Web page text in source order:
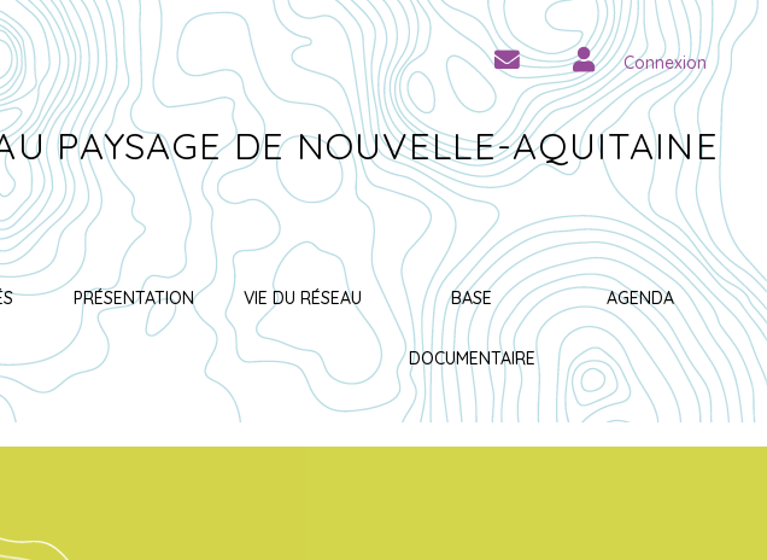
Connexion
PAYSAGE DE NOUVELLE-AQUITAINE
PRÉSENTATION VIE DU RÉSEAU BASE
DOCUMENTAIRE
AGENDA